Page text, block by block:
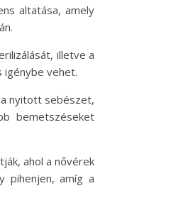
altatása, amely
illetve a
vehet.
nyitott sebészet,
bemetszéseket
ahol a nővérek
pihenjen, amíg a